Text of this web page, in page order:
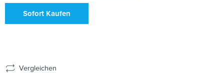
Sofort Kaufen
Vergleichen